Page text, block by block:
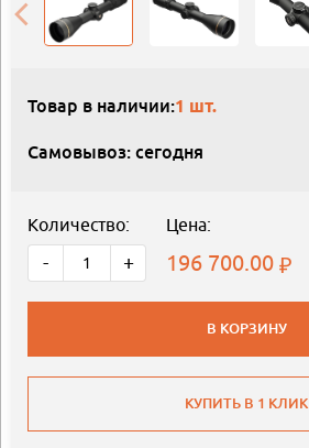
Товар в наличии:1 шт.
Самовывоз: сегодня
Количество:
- +
Цена:
196 700.00
В КОРЗИНУ
КУПИТЬ В 1 КЛИК